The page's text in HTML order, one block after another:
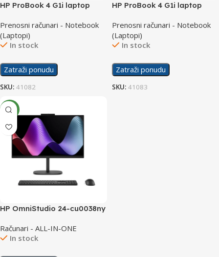
HP ProBook 4 G1i laptop
Prenosni računari - Notebook
(Laptopi)
In stock
Zatraži ponudu
SKU: 41082
HP ProBook 4 G1i laptop
Prenosni računari - Notebook
(Laptopi)
In stock
Zatraži ponudu
SKU: 41083
NEW
HP OmniStudio 24-cu0038ny
Računari - ALL-IN-ONE
In stock